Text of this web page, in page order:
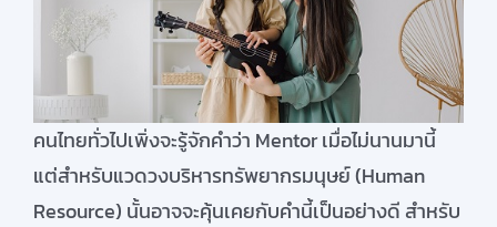
สมัครใช้บริการ
คนไทยทั่วไปเพิ่งจะรู้จักคำว่า Mentor เมื่อไม่นานมานี้
แต่สำหรับแวดวงบริหารทรัพยากรมนุษย์ (Human
Resource) นั้นอาจจะคุ้นเคยกับคำนี้เป็นอย่างดี สำหรับ